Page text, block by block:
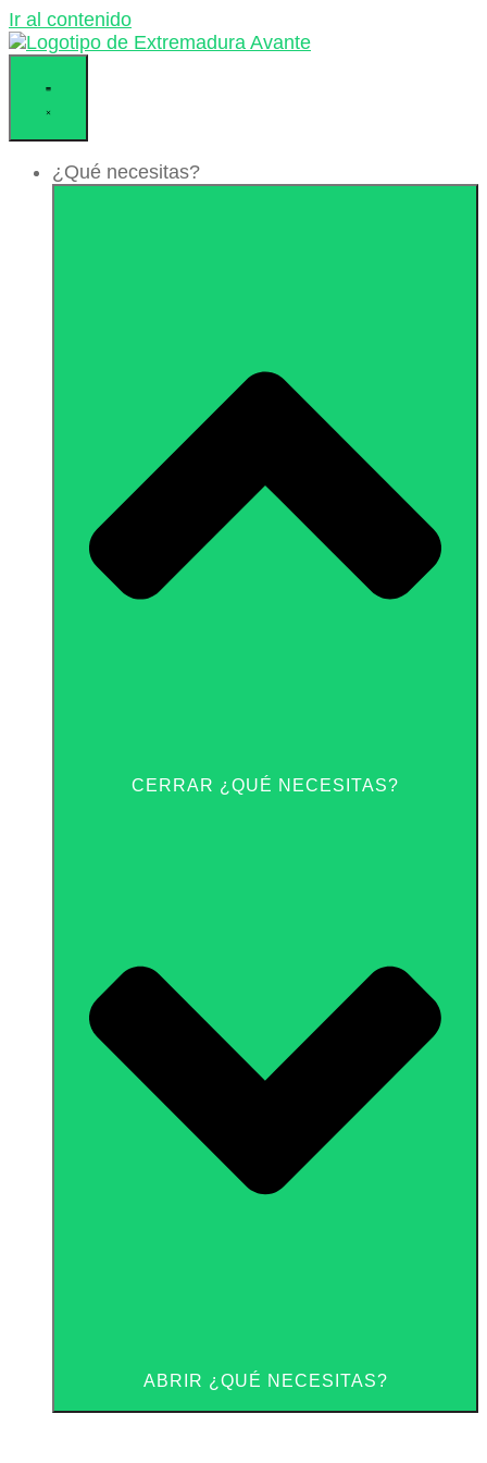
Ir al contenido
¿Qué necesitas?
CERRAR ¿QUÉ NECESITAS?
ABRIR ¿QUÉ NECESITAS?